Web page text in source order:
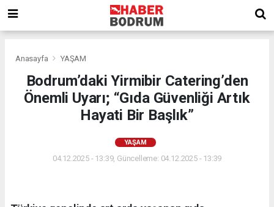
Anasayfa YAŞAM
Bodrum’daki Yirmibir Catering’den
Önemli Uyarı; “Gıda Güvenliği Artık
Hayati Bir Başlık”
YAŞAM
04.12.2025 - 13:39, Güncelleme: 04.12.2025 - 13:39